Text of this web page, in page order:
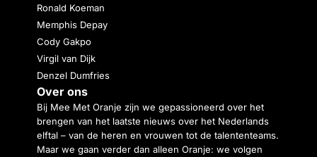
Ronald Koeman
Memphis Depay
Cody Gakpo
Virgil van Dijk
Denzel Dumfries
Over ons
Bij Mee Met Oranje zijn we gepassioneerd over het
brengen van het laatste nieuws over het Nederlands
elftal – van de heren en vrouwen tot de talententeams.
Maar we gaan verder dan alleen Oranje: we volgen